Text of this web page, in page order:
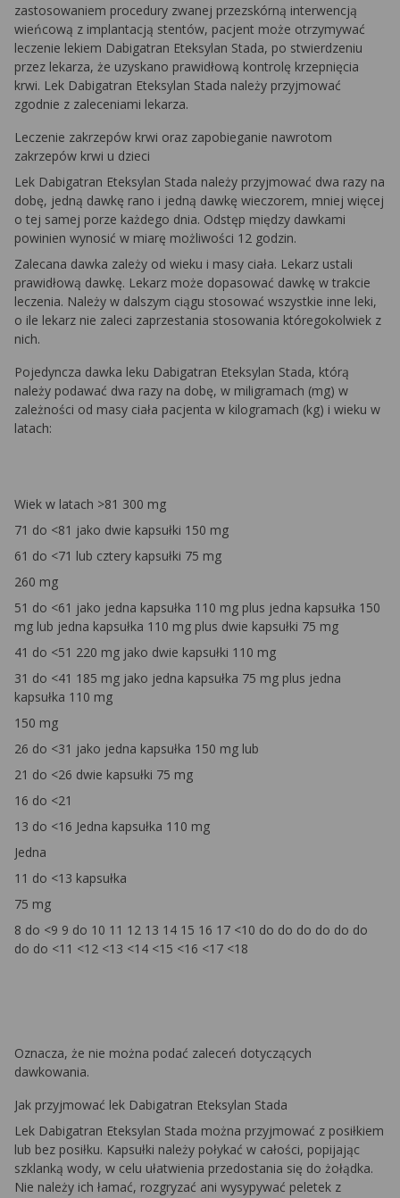
zastosowaniem procedury zwanej przezskórną interwencją
wieńcową z implantacją stentów, pacjent może otrzymywać
leczenie lekiem Dabigatran Eteksylan Stada, po stwierdzeniu
przez lekarza, że uzyskano prawidłową kontrolę krzepnięcia
krwi. Lek Dabigatran Eteksylan Stada należy przyjmować
zgodnie z zaleceniami lekarza.
Leczenie zakrzepów krwi oraz zapobieganie nawrotom
zakrzepów krwi u dzieci
Lek Dabigatran Eteksylan Stada należy przyjmować dwa razy na
dobę, jedną dawkę rano i jedną dawkę wieczorem, mniej więcej
o tej samej porze każdego dnia. Odstęp między dawkami
powinien wynosić w miarę możliwości 12 godzin.
Zalecana dawka zależy od wieku i masy ciała. Lekarz ustali
prawidłową dawkę. Lekarz może dopasować dawkę w trakcie
leczenia. Należy w dalszym ciągu stosować wszystkie inne leki,
o ile lekarz nie zaleci zaprzestania stosowania któregokolwiek z
nich.
Pojedyncza dawka leku Dabigatran Eteksylan Stada, którą
należy podawać dwa razy na dobę, w miligramach (mg) w
zależności od masy ciała pacjenta w kilogramach (kg) i wieku w
latach:
Wiek w latach >81 300 mg
71 do <81 jako dwie kapsułki 150 mg
61 do <71 lub cztery kapsułki 75 mg
260 mg
51 do <61 jako jedna kapsułka 110 mg plus jedna kapsułka 150
mg lub jedna kapsułka 110 mg plus dwie kapsułki 75 mg
41 do <51 220 mg jako dwie kapsułki 110 mg
31 do <41 185 mg jako jedna kapsułka 75 mg plus jedna
kapsułka 110 mg
150 mg
26 do <31 jako jedna kapsułka 150 mg lub
21 do <26 dwie kapsułki 75 mg
16 do <21
13 do <16 Jedna kapsułka 110 mg
Jedna
11 do <13 kapsułka
75 mg
8 do <9 9 do 10 11 12 13 14 15 16 17 <10 do do do do do do
do do <11 <12 <13 <14 <15 <16 <17 <18
Oznacza, że nie można podać zaleceń dotyczących
dawkowania.
Jak przyjmować lek Dabigatran Eteksylan Stada
Lek Dabigatran Eteksylan Stada można przyjmować z posiłkiem
lub bez posiłku. Kapsułki należy połykać w całości, popijając
szklanką wody, w celu ułatwienia przedostania się do żołądka.
Nie należy ich łamać, rozgryzać ani wysypywać peletek z